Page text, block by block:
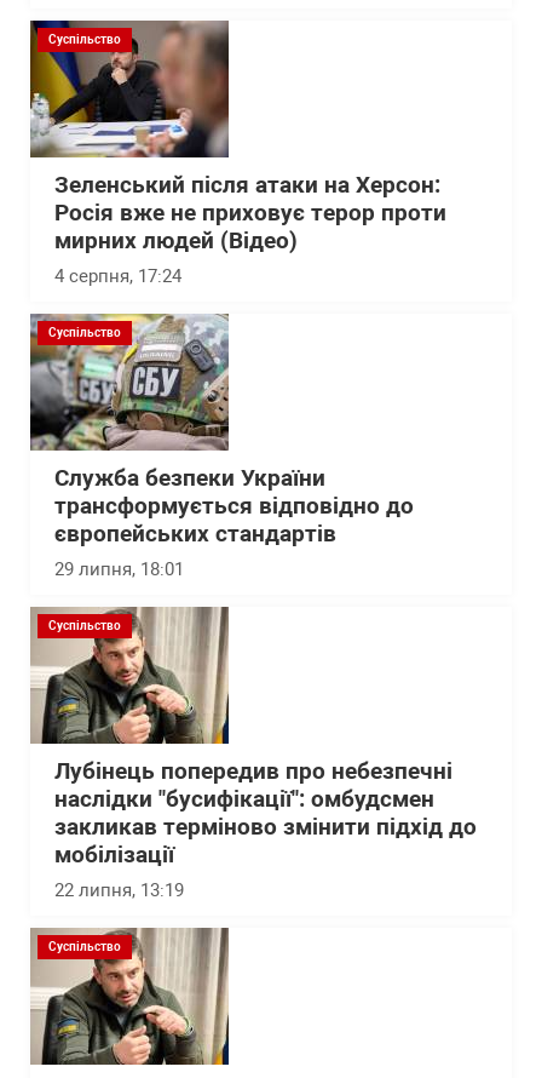
Суспільство
Зеленський після атаки на Херсон:
Росія вже не приховує терор проти
мирних людей (Відео)
4 серпня, 17:24
Суспільство
Служба безпеки України
трансформується відповідно до
європейських стандартів
29 липня, 18:01
Суспільство
Лубінець попередив про небезпечні
наслідки "бусифікації": омбудсмен
закликав терміново змінити підхід до
мобілізації
22 липня, 13:19
Суспільство